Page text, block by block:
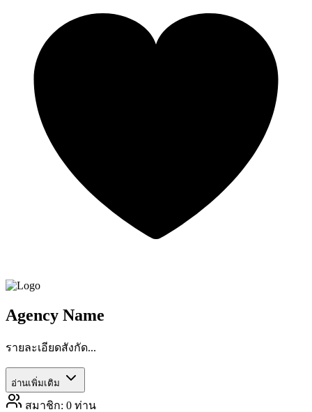
Agency Name
รายละเอียดสังกัด...
อ่านเพิ่มเติม
สมาชิก: 0 ท่าน